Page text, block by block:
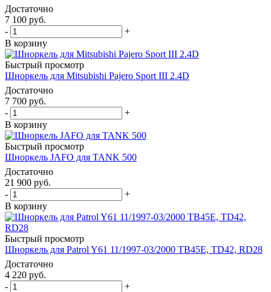
Достаточно
7 100 руб.
-
+
В корзину
Быстрый просмотр
Шноркель для Mitsubishi Pajero Sport III 2.4D
Достаточно
7 700 руб.
-
+
В корзину
Быстрый просмотр
Шноркель JAFO для TANK 500
Достаточно
21 900 руб.
-
+
В корзину
Быстрый просмотр
Шноркель для Patrol Y61 11/1997-03/2000 TB45E, TD42, RD28
Достаточно
4 220 руб.
-
+